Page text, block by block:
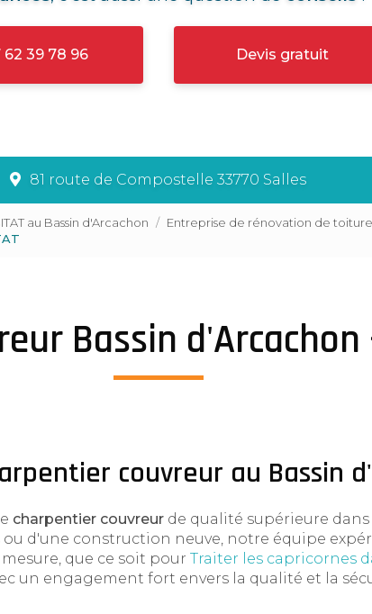
62 39 78 96 Devis gratuit
81 route de Compostelle 33770 Salles
au Bassin d'Arcachon
Entreprise de rénovation de toiture
Bassin d'Arcachon
couvreur au Bassin
charpentier couvreur de qualité supérieure dans
d'une construction neuve, notre équipe
que ce soit pour Traiter les capricornes
un engagement fort envers la qualité et la